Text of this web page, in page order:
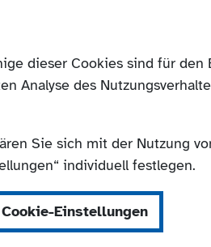
dieser Cookies sind für
Analyse des
Sie sich mit der Nutzung
individuell festlegen.
Cookie-Einstellungen